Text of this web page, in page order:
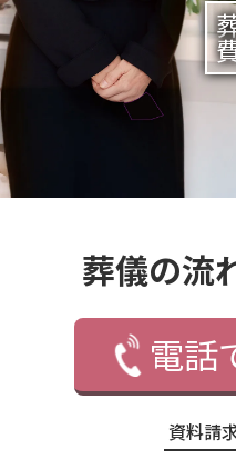
葬儀の流
電話
資料請